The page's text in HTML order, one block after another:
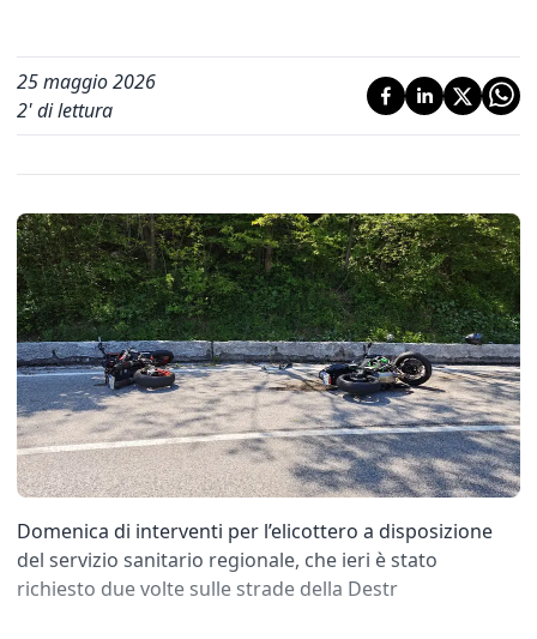
25 maggio 2026
2' di lettura
Domenica di interventi per l’elicottero a disposizione
del servizio sanitario regionale, che ieri è stato
richiesto due volte sulle strade della Destr